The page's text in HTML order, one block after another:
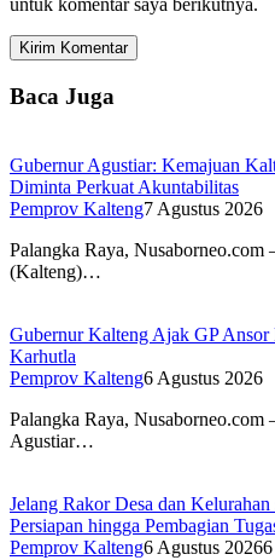
untuk komentar saya berikutnya.
Baca Juga
Gubernur Agustiar: Kemajuan
Diminta Perkuat Akuntabilitas
Pemprov Kalteng7 Agustus 2026
Palangka Raya, Nusaborneo.com
(Kalteng)…
Gubernur Kalteng Ajak GP Ansor
Karhutla
Pemprov Kalteng6 Agustus 2026
Palangka Raya, Nusaborneo.com
Agustiar…
Jelang Rakor Desa dan
Persiapan hingga Pembagian
Pemprov Kalteng6 Agustus 2026